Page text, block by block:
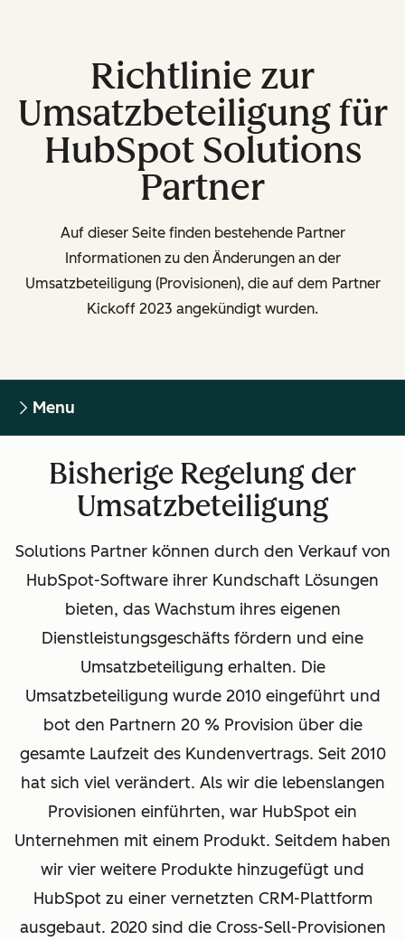
Richtlinie zur
Umsatzbeteiligung für
HubSpot Solutions
Partner
Auf dieser Seite finden bestehende Partner
Informationen zu den Änderungen an der
Umsatzbeteiligung (Provisionen), die auf dem Partner
Kickoff 2023 angekündigt wurden.
Menu
Bisherige Regelung der
Umsatzbeteiligung
Solutions Partner können durch den Verkauf von
HubSpot-Software ihrer Kundschaft Lösungen
bieten, das Wachstum ihres eigenen
Dienstleistungsgeschäfts fördern und eine
Umsatzbeteiligung erhalten. Die
Umsatzbeteiligung wurde 2010 eingeführt und
bot den Partnern 20 % Provision über die
gesamte Laufzeit des Kundenvertrags. Seit 2010
hat sich viel verändert. Als wir die lebenslangen
Provisionen einführten, war HubSpot ein
Unternehmen mit einem Produkt. Seitdem haben
wir vier weitere Produkte hinzugefügt und
HubSpot zu einer vernetzten CRM-Plattform
ausgebaut. 2020 sind die Cross-Sell-Provisionen